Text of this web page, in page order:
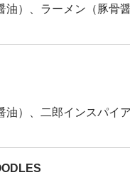
油）、ラーメン（豚骨
油）、二郎インスパイ